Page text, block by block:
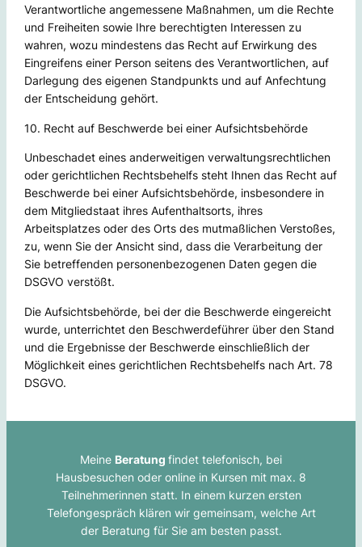
Verantwortliche angemessene Maßnahmen, um die Rechte
und Freiheiten sowie Ihre berechtigten Interessen zu
wahren, wozu mindestens das Recht auf Erwirkung des
Eingreifens einer Person seitens des Verantwortlichen, auf
Darlegung des eigenen Standpunkts und auf Anfechtung
der Entscheidung gehört.
10. Recht auf Beschwerde bei einer Aufsichtsbehörde
Unbeschadet eines anderweitigen verwaltungsrechtlichen
oder gerichtlichen Rechtsbehelfs steht Ihnen das Recht auf
Beschwerde bei einer Aufsichtsbehörde, insbesondere in
dem Mitgliedstaat ihres Aufenthaltsorts, ihres
Arbeitsplatzes oder des Orts des mutmaßlichen Verstoßes,
zu, wenn Sie der Ansicht sind, dass die Verarbeitung der
Sie betreffenden personenbezogenen Daten gegen die
DSGVO verstößt.
Die Aufsichtsbehörde, bei der die Beschwerde eingereicht
wurde, unterrichtet den Beschwerdeführer über den Stand
und die Ergebnisse der Beschwerde einschließlich der
Möglichkeit eines gerichtlichen Rechtsbehelfs nach Art. 78
DSGVO.
Meine Beratung findet telefonisch, bei
Hausbesuchen oder online in Kursen mit max. 8
Teilnehmerinnen statt. In einem kurzen ersten
Telefongespräch klären wir gemeinsam, welche Art
der Beratung für Sie am besten passt.